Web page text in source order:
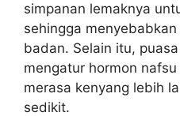
simpanan lemaknya
sehingga
badan. Selain itu,
mengatur hormon
merasa kenyang lebih
sedikit.